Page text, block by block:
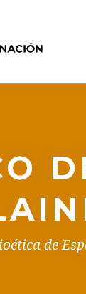
de